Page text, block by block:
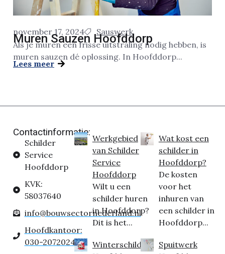
november 17, 2024 Sauswerk
Muren Sauzen Hoofddorp
Als je muren een frisse uitstraling nodig hebben, is
muren sauzen dé oplossing. In Hoofddorp...
Lees meer
Contactinformatie:
Schilder
Service
Hoofddorp
KVK:
58037640
info@bouwsectornederland.nl
Hoofdkantoor:
030-2072024
Werkgebied
van Schilder
Service
Hoofddorp
Wilt u een
schilder huren
in Hoofddorp?
Dit is het...
Winterschilder
Wat kost een
schilder in
Hoofddorp?
De kosten
voor het
inhuren van
een schilder in
Hoofddorp...
Spuitwerk